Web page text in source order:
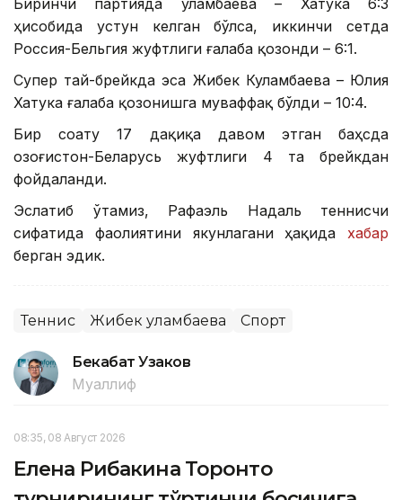
Биринчи партияда Қуламбаева – Хатука 6:3
ҳисобида устун келган бўлса, иккинчи сетда
Россия-Бельгия жуфтлиги ғалаба қозонди – 6:1.
Супер тай-брейкда эса Жибек Куламбаева – Юлия
Хатука ғалаба қозонишга муваффақ бўлди – 10:4.
Бир соату 17 дақиқа давом этган баҳсда
Қозоғистон-Беларусь жуфтлиги 4 та брейкдан
фойдаланди.
Эслатиб ўтамиз, Рафаэль Надаль теннисчи
сифатида фаолиятини якунлагани ҳақида хабар
берган эдик.
Теннис Жибек Қуламбаева Спорт
Бекабат Узаков
Муаллиф
08:35, 08 Август 2026
Елена Рибакина Торонто